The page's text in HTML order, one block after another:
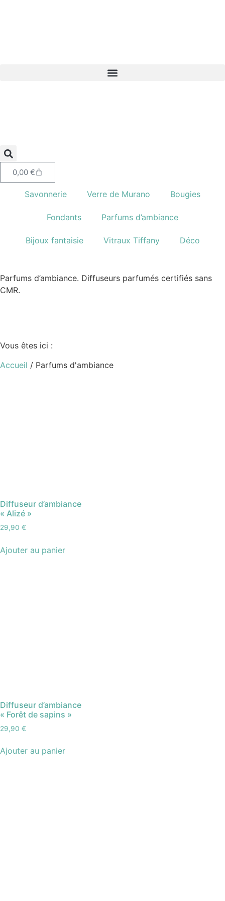
0,00 €
Savonnerie Verre de Murano Bougies
Fondants Parfums d’ambiance
Bijoux fantaisie Vitraux Tiffany Déco
Parfums d’ambiance. Diffuseurs parfumés certifiés sans
CMR.
Vous êtes ici :
Accueil / Parfums d'ambiance
Diffuseur d’ambiance
« Alizé »
29,90 €
Ajouter au panier
Diffuseur d’ambiance
« Forêt de sapins »
29,90 €
Ajouter au panier